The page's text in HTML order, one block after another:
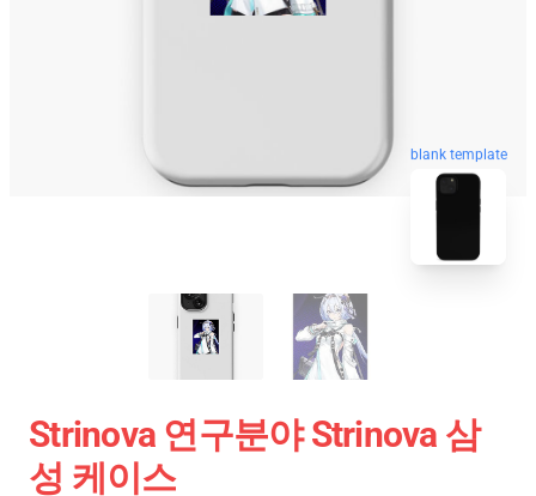
blank template
Strinova 연구분야 Strinova 삼
성 케이스